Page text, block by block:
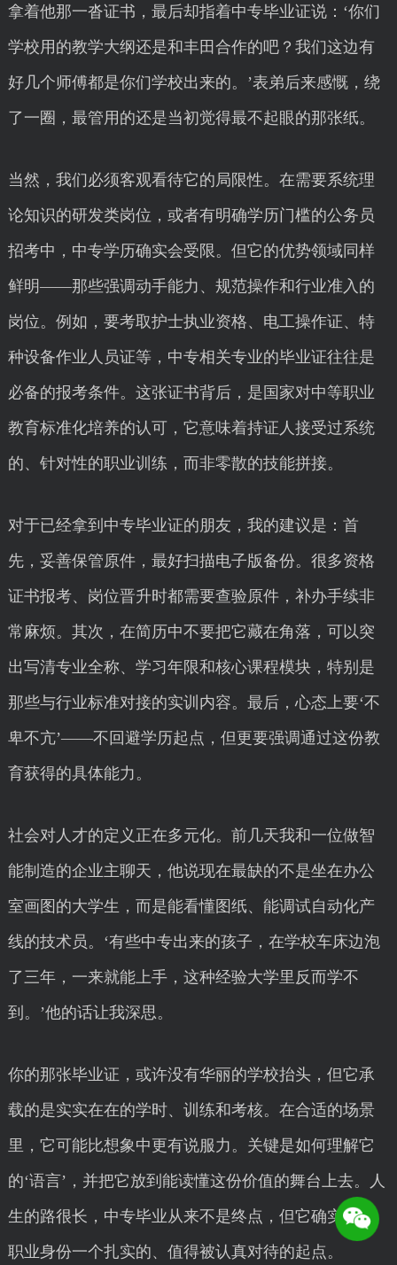
拿着他那一沓证书，最后却指着中专毕业证说：‘你们
学校用的教学大纲还是和丰田合作的吧？我们这边有
好几个师傅都是你们学校出来的。’表弟后来感慨，绕
了一圈，最管用的还是当初觉得最不起眼的那张纸。
当然，我们必须客观看待它的局限性。在需要系统理
论知识的研发类岗位，或者有明确学历门槛的公务员
招考中，中专学历确实会受限。但它的优势领域同样
鲜明——那些强调动手能力、规范操作和行业准入的
岗位。例如，要考取护士执业资格、电工操作证、特
种设备作业人员证等，中专相关专业的毕业证往往是
必备的报考条件。这张证书背后，是国家对中等职业
教育标准化培养的认可，它意味着持证人接受过系统
的、针对性的职业训练，而非零散的技能拼接。
对于已经拿到中专毕业证的朋友，我的建议是：首
先，妥善保管原件，最好扫描电子版备份。很多资格
证书报考、岗位晋升时都需要查验原件，补办手续非
常麻烦。其次，在简历中不要把它藏在角落，可以突
出写清专业全称、学习年限和核心课程模块，特别是
那些与行业标准对接的实训内容。最后，心态上要‘不
卑不亢’——不回避学历起点，但更要强调通过这份教
育获得的具体能力。
社会对人才的定义正在多元化。前几天我和一位做智
能制造的企业主聊天，他说现在最缺的不是坐在办公
室画图的大学生，而是能看懂图纸、能调试自动化产
线的技术员。‘有些中专出来的孩子，在学校车床边泡
了三年，一来就能上手，这种经验大学里反而学不
到。’他的话让我深思。
你的那张毕业证，或许没有华丽的学校抬头，但它承
载的是实实在在的学时、训练和考核。在合适的场景
里，它可能比想象中更有说服力。关键是如何理解它
的‘语言’，并把它放到能读懂这份价值的舞台上去。人
生的路很长，中专毕业从来不是终点，但它确实是你
职业身份一个扎实的、值得被认真对待的起点。